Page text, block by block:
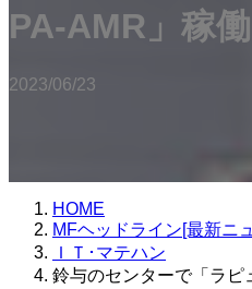
PA-AMR」稼
2023/06/23
HOME
MFヘッドライン[最新ニ
ＩＴ･マテハン
鈴与のセンターで「ラピ